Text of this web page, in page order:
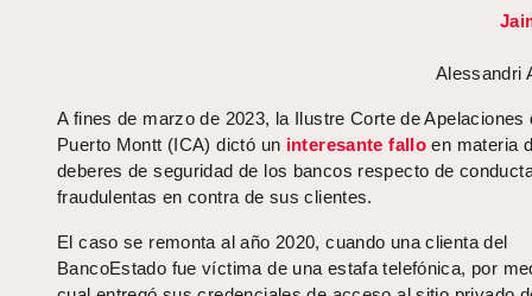
Alessandri
A fines de marzo de 2023, la Ilustre Corte de Apelaciones
Puerto Montt (ICA) dictó un interesante fallo en materia
deberes de seguridad de los bancos respecto de
fraudulentas en contra de sus clientes.
El caso se remonta al año 2020, cuando una clienta del
BancoEstado fue víctima de una estafa telefónica, por